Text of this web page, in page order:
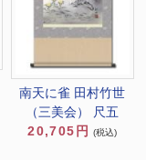
南天に雀 田村竹世
（三美会） 尺五
20,705円
(税込)